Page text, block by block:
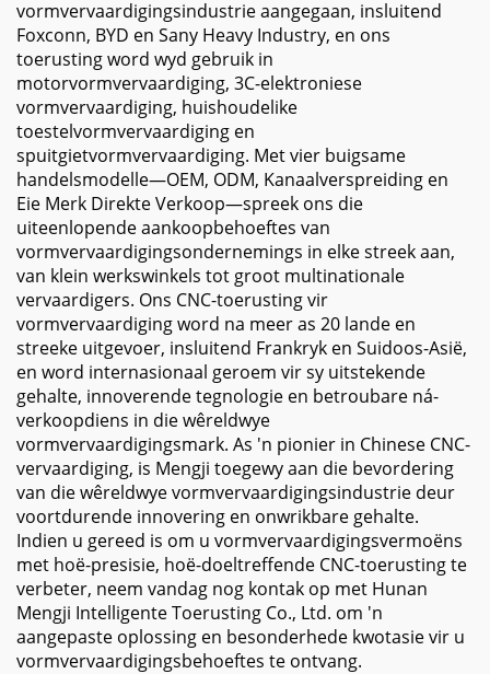
vormvervaardigingsindustrie aangegaan, insluitend
Foxconn, BYD en Sany Heavy Industry, en ons
toerusting word wyd gebruik in
motorvormvervaardiging, 3C-elektroniese
vormvervaardiging, huishoudelike
toestelvormvervaardiging en
spuitgietvormvervaardiging. Met vier buigsame
handelsmodelle—OEM, ODM, Kanaalverspreiding en
Eie Merk Direkte Verkoop—spreek ons die
uiteenlopende aankoopbehoeftes van
vormvervaardigingsondernemings in elke streek aan,
van klein werkswinkels tot groot multinationale
vervaardigers. Ons CNC-toerusting vir
vormvervaardiging word na meer as 20 lande en
streeke uitgevoer, insluitend Frankryk en Suidoos-Asië,
en word internasionaal geroem vir sy uitstekende
gehalte, innoverende tegnologie en betroubare ná-
verkoopdiens in die wêreldwye
vormvervaardigingsmark. As 'n pionier in Chinese CNC-
vervaardiging, is Mengji toegewy aan die bevordering
van die wêreldwye vormvervaardigingsindustrie deur
voortdurende innovering en onwrikbare gehalte.
Indien u gereed is om u vormvervaardigingsvermoëns
met hoë-presisie, hoë-doeltreffende CNC-toerusting te
verbeter, neem vandag nog kontak op met Hunan
Mengji Intelligente Toerusting Co., Ltd. om 'n
aangepaste oplossing en besonderhede kwotasie vir u
vormvervaardigingsbehoeftes te ontvang.